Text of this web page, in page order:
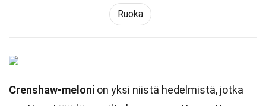
Ruoka
Crenshaw-meloni on yksi niistä hedelmistä, jotka